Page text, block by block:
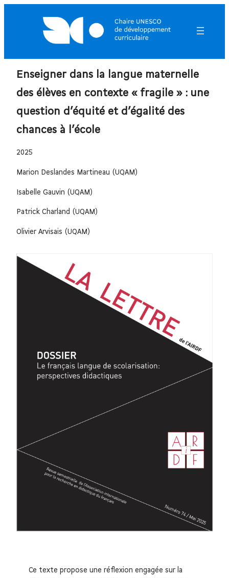
Enseigner dans la langue maternelle
des élèves en contexte « fragile » : une
question d’équité et d’égalité des
chances à l’école
2025
Marion Deslandes Martineau (UQAM)
Isabelle Gauvin (UQAM)
Patrick Charland (UQAM)
Olivier Arvisais (UQAM)
Ce texte propose une réflexion engagée sur la